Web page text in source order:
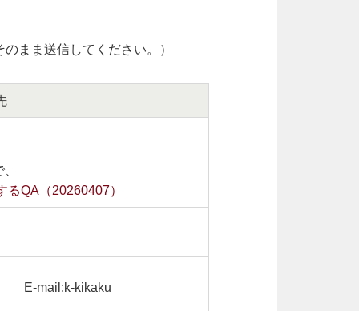
まま送信してください。）
るQA（20260407）
mail:k-kikaku